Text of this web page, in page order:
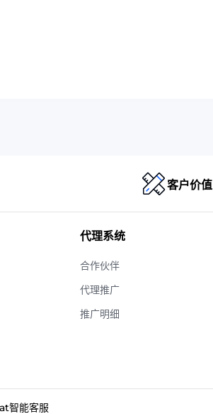
客户价
代理系统
合作伙伴
代理推广
推广明细
智能客服